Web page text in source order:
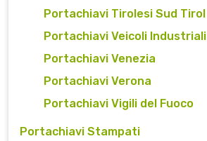
Portachiavi Tirolesi Sud Tirol
Portachiavi Veicoli Industriali
Portachiavi Venezia
Portachiavi Verona
Portachiavi Vigili del Fuoco
Portachiavi Stampati